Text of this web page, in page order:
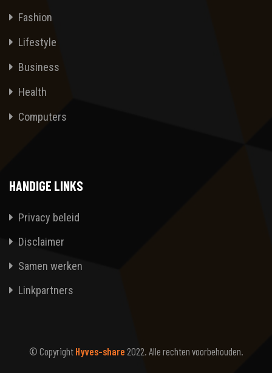
Fashion
Lifestyle
Business
Health
Computers
HANDIGE LINKS
Privacy beleid
Disclaimer
Samen werken
Linkpartners
© Copyright Hyves-share 2022. Alle rechten voorbehouden.